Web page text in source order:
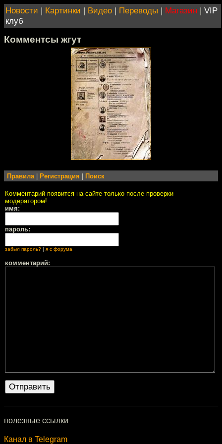
Новости | Картинки | Видео | Переводы | Магазин | VIP
клуб
Комментсы жгут
Правила Регистрация Поиск
Комментарий появится на сайте только после проверки
модератором!
имя:
пароль:
забыл пароль? | я с форума
комментарий:
полезные ссылки
Канал в Telegram